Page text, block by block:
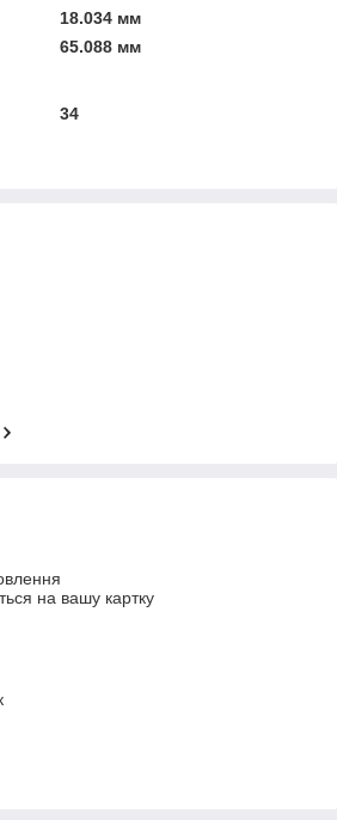
18.034 мм
65.088 мм
34
на вашу картку